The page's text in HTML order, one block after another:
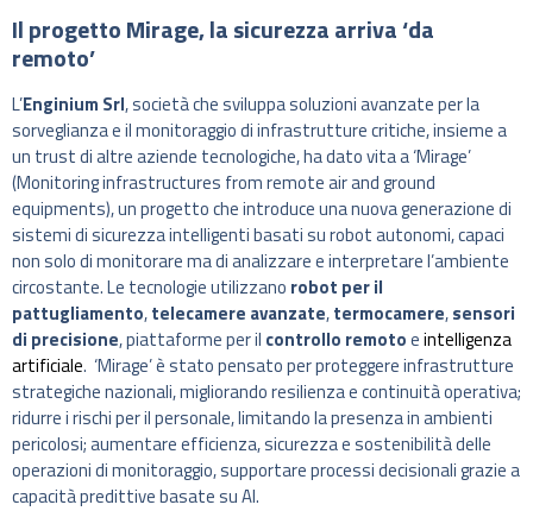
Il progetto Mirage, la sicurezza arriva ‘da
remoto’
L’Enginium Srl, società che sviluppa soluzioni avanzate per la
sorveglianza e il monitoraggio di infrastrutture critiche, insieme a
un trust di altre aziende tecnologiche, ha dato vita a ‘Mirage’
(Monitoring infrastructures from remote air and ground
equipments), un progetto che introduce una nuova generazione di
sistemi di sicurezza intelligenti basati su robot autonomi, capaci
non solo di monitorare ma di analizzare e interpretare l’ambiente
circostante. Le tecnologie utilizzano robot per il
pattugliamento,telecamere avanzate,termocamere,sensori
di precisione, piattaforme per il controllo remotoeintelligenza
artificiale. ‘Mirage’ è stato pensato per proteggere infrastrutture
strategiche nazionali, migliorando resilienza e continuità operativa;
ridurre i rischi per il personale, limitando la presenza in ambienti
pericolosi; aumentare efficienza, sicurezza e sostenibilità delle
operazioni di monitoraggio, supportare processi decisionali grazie a
capacità predittive basate su AI.